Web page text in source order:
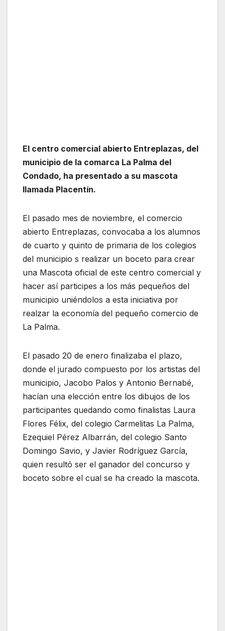
El centro comercial abierto Entreplazas, del
municipio de la comarca La Palma del
Condado, ha presentado a su mascota
llamada Placentín.
El pasado mes de noviembre, el comercio
abierto Entreplazas, convocaba a los alumnos
de cuarto y quinto de primaria de los colegios
del municipio s realizar un boceto para crear
una Mascota oficial de este centro comercial y
hacer así participes a los más pequeños del
municipio uniéndolos a esta iniciativa por
realzar la economía del pequeño comercio de
La Palma.
El pasado 20 de enero finalizaba el plazo,
donde el jurado compuesto por los artistas del
municipio, Jacobo Palos y Antonio Bernabé,
hacían una elección entre los dibujos de los
participantes quedando como finalistas Laura
Flores Félix, del colegio Carmelitas La Palma,
Ezequiel Pérez Albarrán, del colegio Santo
Domingo Savio, y Javier Rodríguez García,
quien resultó ser el ganador del concurso y
boceto sobre el cual se ha creado la mascota.